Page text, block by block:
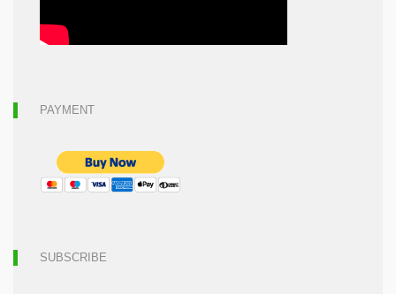
PAYMENT
SUBSCRIBE